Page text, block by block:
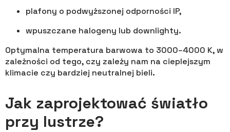
plafony o podwyższonej odporności IP,
wpuszczane halogeny lub downlighty.
Optymalna temperatura barwowa to 3000–4000 K, w
zależności od tego, czy zależy nam na cieplejszym
klimacie czy bardziej neutralnej bieli.
Jak zaprojektować światło
przy lustrze?